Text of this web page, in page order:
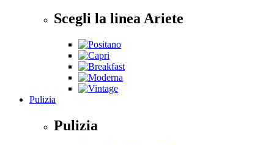
Scegli la linea Ariete
Pulizia
Pulizia